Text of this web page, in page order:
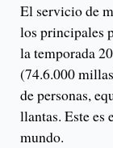
El servicio de
los principales
la temporada
(74.6.000
de personas,
llantas. Este es
mundo.